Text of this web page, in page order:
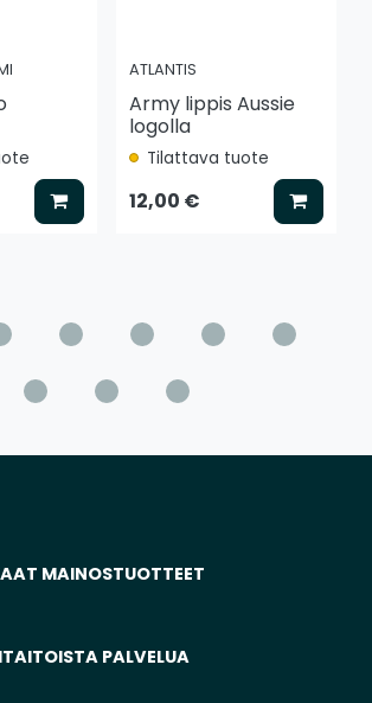
Lisää koriin
ATLANTIS
Army lippis Aussie
logolla
Tilattava tuote
12,00 € Lisää
MAINOSTUOTTEET
PALVELUA